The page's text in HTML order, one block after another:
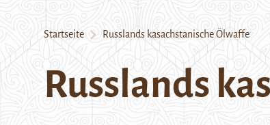
Startseite Russlands kasachstanische Ölwaffe
Russlands